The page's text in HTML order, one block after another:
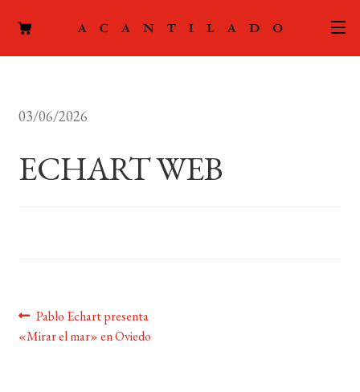
ACTUALIDAD
03/06/2026
ECHART WEB
Navegación
de
Anterior:
Pablo Echart presenta
«Mirar el mar» en Oviedo